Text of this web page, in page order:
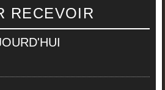
RECEVOIR